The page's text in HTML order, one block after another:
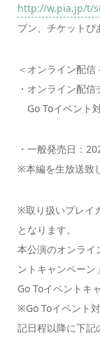
http://w.pia.jp/t/
ブン、チケットぴ
＜オンライン配信
・オンライン配
Go Toイベント
・一般発売日：
※本編を生放送致
※取り扱いプレイ
となります。
本公演のオンライ
ントキャンペーン
Go Toイベントキ
※Go Toイベント
記日程以降に下記